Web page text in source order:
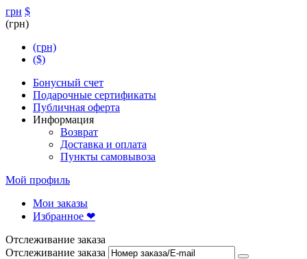
грн $
(грн)
(грн)
($)
Бонусный счет
Подарочные сертификаты
Публичная оферта
Информация
Возврат
Доставка и оплата
Пункты самовывоза
Мой профиль
Мои заказы
Избранное ❤
Отслеживание заказа
Отслеживание заказа